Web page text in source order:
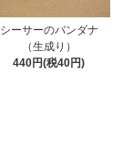
シーサーのバンダナ
（生成り）
440円(税40円)